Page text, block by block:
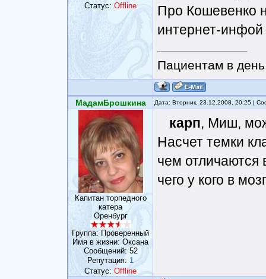
Статус: Offline
Про Кошевенко
интернет-инфой
Пациентам в
МадамБрошкина Дата: Вторник, 23.12.2008, 20:25 |
Капитан торпедного
катера
Оренбург
Группа: Проверенный
Имя в жизни: Оксана
Сообщений:52
Репутация: 1
Статус:Offline
карп, Миш,
Насчет темки
чем отличаются
чего у кого в